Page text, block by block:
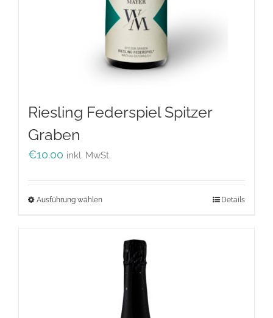
Riesling Federspiel Spitzer
Graben
€10.00 inkl. MwSt.
Ausführung wählenDieses
mehrere
Varianten
Details